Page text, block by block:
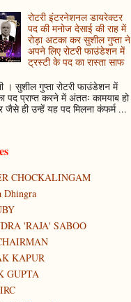
रोटरी इंटरनेशनल डायरेक्टर
पद की मनोज देसाई की राह में
रोड़ा अटका कर सुशील गुप्ता ने
अपने लिए रोटरी फाउंडेशन में
ट्रस्टी के पद का रास्ता साफ
। सुशील गुप्ता रोटरी फाउंडेशन में
पद प्राप्त करने में अंततः कामयाब हो
जैसे ही उन्हें यह पद मिलना कंफर्म ...
CHOCKALINGAM
Dhingra
'RAJA' SABOO
KAPUR
GUPTA